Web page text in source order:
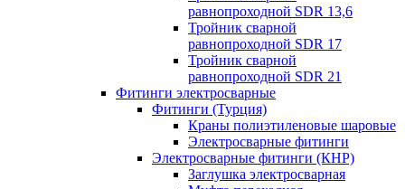
равнопроходной SDR 13,6
Тройник сварной
равнопроходной SDR 17
Тройник сварной
равнопроходной SDR 21
Фитинги электросварные
Фитинги (Турция)
Краны полиэтиленовые шаровые
Электросварные фитинги
Электросварные фитинги (КНР)
Заглушка электросварная